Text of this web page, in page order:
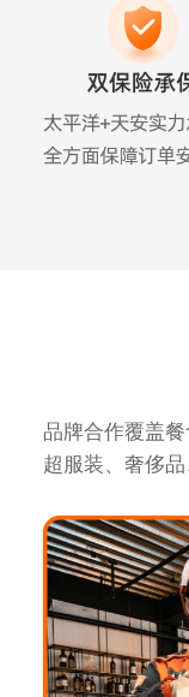
品牌合作覆盖
超服装、奢侈